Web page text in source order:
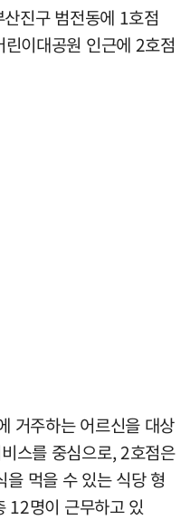
진구 범전동에 1호점
이대공원 인근에 2호점
거주하는 어르신을 대상
스를 중심으로, 2호점은
먹을 수 있는 식당 형
12명이 근무하고 있